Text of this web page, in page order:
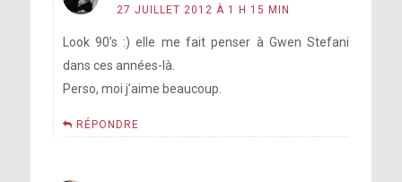
27 JUILLET 2012 À 1 H 15 MIN
Look 90’s :) elle me fait penser à Gwen Stefani
dans ces années-là.
Perso, moi j’aime beaucoup.
RÉPONDRE